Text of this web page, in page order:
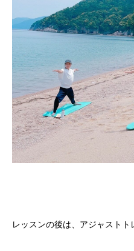
レッスンの後は、アジャストト